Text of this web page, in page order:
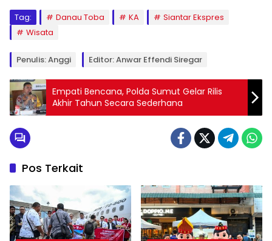
Tag: Danau Toba KA
Siantar Ekspres
Wisata
Penulis: Anggi Editor: Anwar Effendi Siregar
Empati Bencana, Polda Sumut Gelar Rilis
Akhir Tahun Secara Sederhana
Pos Terkait